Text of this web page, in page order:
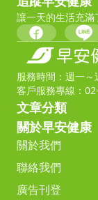
讓一天的生活充滿
服務時間：週一
客戶服務專線：
文章分類
關於早安健康
關於我們
聯絡我們
廣告刊登